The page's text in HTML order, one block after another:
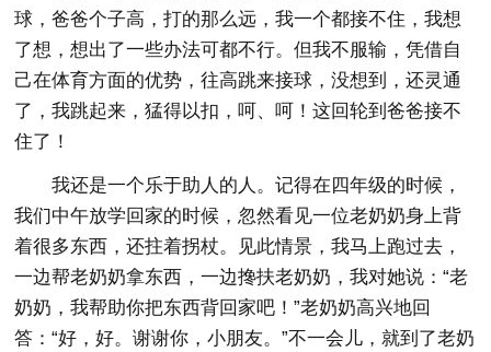
球，爸爸个子高，打的那么远，我一个都接不住，我想
了想，想出了一些办法可都不行。但我不服输，凭借自
己在体育方面的优势，往高跳来接球，没想到，还灵通
了，我跳起来，猛得以扣，呵、呵！这回轮到爸爸接不
住了！
我还是一个乐于助人的人。记得在四年级的时候，
我们中午放学回家的时候，忽然看见一位老奶奶身上背
着很多东西，还拄着拐杖。见此情景，我马上跑过去，
一边帮老奶奶拿东西，一边搀扶老奶奶，我对她说：“老
奶奶，我帮助你把东西背回家吧！”老奶奶高兴地回
答：“好，好。谢谢你，小朋友。”不一会儿，就到了老奶